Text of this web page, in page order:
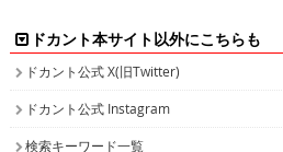
高収入求人をお探しなら、高収入求人情報誌ド
男の稼げる求人・高収入求人アルバイト情報マ
最新の高収入求人情報をゲットしてドカント稼
求人情報の他、特集やインタビュー、グラビ
報も・・・。